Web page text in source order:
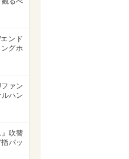
ンド
グホ
ァン
ハン
』吹替
パッ